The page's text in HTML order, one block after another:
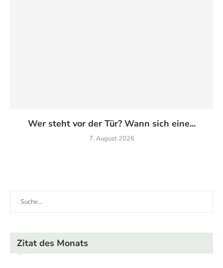
Wer steht vor der Tür? Wann sich eine...
7. August 2026
Zitat des Monats